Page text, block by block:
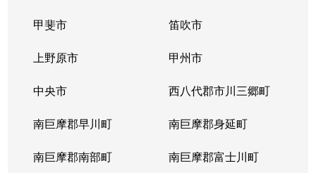
甲斐市 笛吹市
上野原市 甲州市
中央市 西八代郡市川三郷町
南巨摩郡早川町 南巨摩郡身延町
南巨摩郡南部町 南巨摩郡富士川町